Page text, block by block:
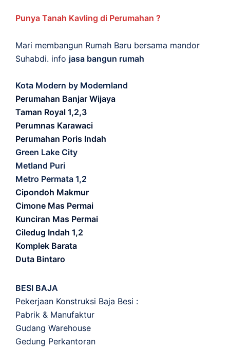
Punya Tanah Kavling di Perumahan ?
Mari membangun Rumah Baru bersama mandor
Suhabdi. info jasa bangun rumah
Kota Modern by Modernland
Perumahan Banjar Wijaya
Taman Royal 1,2,3
Perumnas Karawaci
Perumahan Poris Indah
Green Lake City
Metland Puri
Metro Permata 1,2
Cipondoh Makmur
Cimone Mas Permai
Kunciran Mas Permai
Ciledug Indah 1,2
Komplek Barata
Duta Bintaro
BESI BAJA
Pekerjaan Konstruksi Baja Besi :
Pabrik & Manufaktur
Gudang Warehouse
Gedung Perkantoran